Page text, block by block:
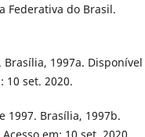
Federativa do Brasil.
Brasília, 1997a. Disponível
10 set. 2020.
1997. Brasília, 1997b.